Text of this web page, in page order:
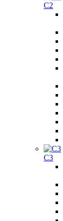
C2
C3